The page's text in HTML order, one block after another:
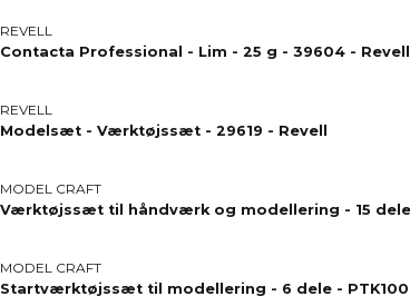
REVELL
Contacta Professional - Lim - 25 g - 39604 - Revell
REVELL
Modelsæt - Værktøjssæt - 29619 - Revell
MODEL CRAFT
MODEL CRAFT